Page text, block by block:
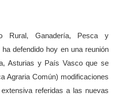
Rural, Ganadería, Pesca y
defendido hoy en una reunión
Asturias y País Vasco que se
Agraria Común) modificaciones
referidas a las nuevas